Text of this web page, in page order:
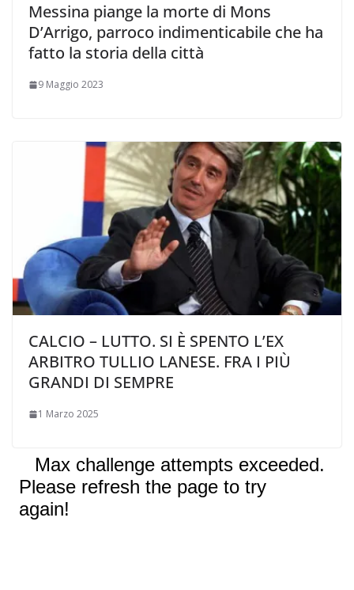
Messina piange la morte di Mons
D’Arrigo, parroco indimenticabile che ha
fatto la storia della città
9 Maggio 2023
CALCIO – LUTTO. SI È SPENTO L’EX
ARBITRO TULLIO LANESE. FRA I PIÙ
GRANDI DI SEMPRE
1 Marzo 2025